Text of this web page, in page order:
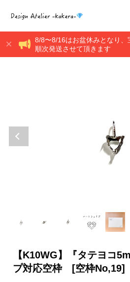
8/8〜8/16はお盆休みとなり、
順次発送させて頂きます
【K10WG】『タテヨコ
プ対応空枠 [空枠No,19]